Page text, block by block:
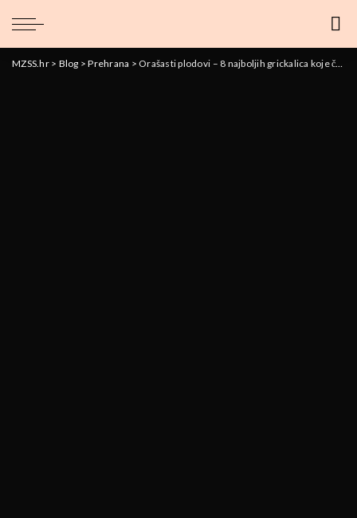
MZSS.hr> Blog >Prehrana > Orašasti plodovi – 8 najboljih grickalica koje čuvaju vaše zdravlje